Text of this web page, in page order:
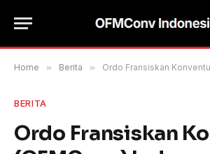
Home » Berita » Ordo Fransiskan Konventual (OFMConv) Indonesia: Mengawali
BERITA
Ordo Fransiskan